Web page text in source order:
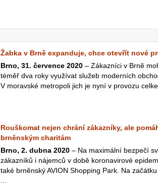
Žabka v Brně expanduje, chce otevřít nové
Brno, 31. července 2020 – Zákazníci v Brně
téměř dva roky využívat služeb moderních
V moravské metropoli jich je nyní v provozu
Rouškomat nejen chrání zákazníky, ale
brněnským charitám
Brno, 2. dubna 2020 – Na maximální bezpečí
zákazníků i nájemců v době koronavirové
také brněnský AVION Shopping Park. Na